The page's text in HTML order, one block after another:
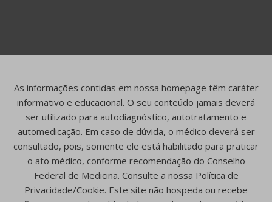
As informações contidas em nossa homepage têm caráter
informativo e educacional. O seu conteúdo jamais deverá
ser utilizado para autodiagnóstico, autotratamento e
automedicação. Em caso de dúvida, o médico deverá ser
consultado, pois, somente ele está habilitado para praticar
o ato médico, conforme recomendação do Conselho
Federal de Medicina. Consulte a nossa Política de
Privacidade/Cookie. Este site não hospeda ou recebe